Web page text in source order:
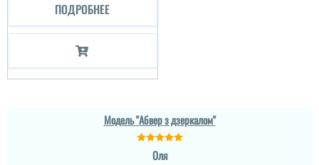
ПОДРОБНЕЕ
Модель "Абвер з дзеркалом"
Оля